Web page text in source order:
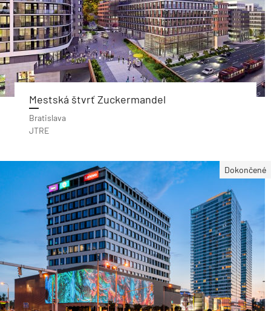
Mestská štvrť Zuckermandel
Bratislava
JTRE
Dokončené